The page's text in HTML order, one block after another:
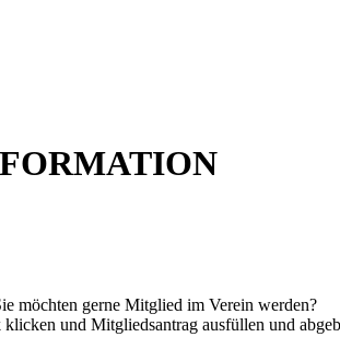
möchten gerne Mitglied im Verein werden?
und Mitgliedsantrag ausfüllen und